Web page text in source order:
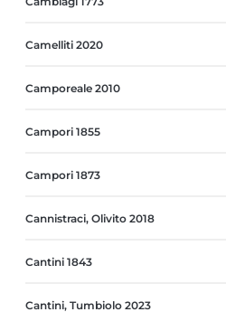
Camelliti 2020
Camporeale 2010
Campori 1855
Campori 1873
Cannistraci, Olivito 2018
Cantini 1843
Cantini, Tumbiolo 2023